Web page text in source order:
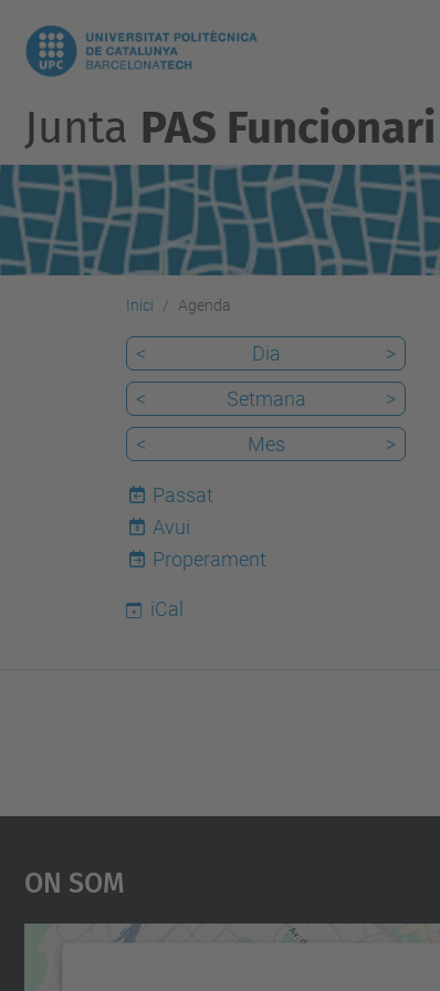
Junta PAS Funcionari
Inici Agenda
< Dia
>
<
Setmana
>
<
Mes >
Passat
8
Avui
Properament
iCal
On Som